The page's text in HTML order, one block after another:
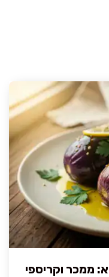
ממכר וקריספי